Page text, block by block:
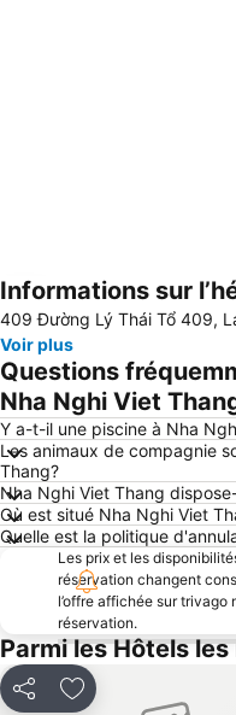
Agrandir la carte
Informations sur
409 Đường Lý Thái Tổ 409,
Voir plus
Questions
Nha Nghi Viet
Y a-t-il une piscine à Nha
Les animaux de compagnie
Thang?
Nha Nghi Viet Thang
Où est situé Nha Nghi Viet
Quelle est la politique
Les prix et les
réservation changent
l’offre affichée sur trivago
réservation.
Parmi les Hôtels
PartagerAjouter à mes